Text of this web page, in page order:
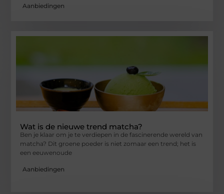
Aanbiedingen
Wat is de nieuwe trend matcha?
Ben je klaar om je te verdiepen in de fascinerende wereld van
matcha? Dit groene poeder is niet zomaar een trend; het is
een eeuwenoude
Aanbiedingen